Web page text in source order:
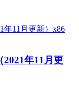
2021年11月更